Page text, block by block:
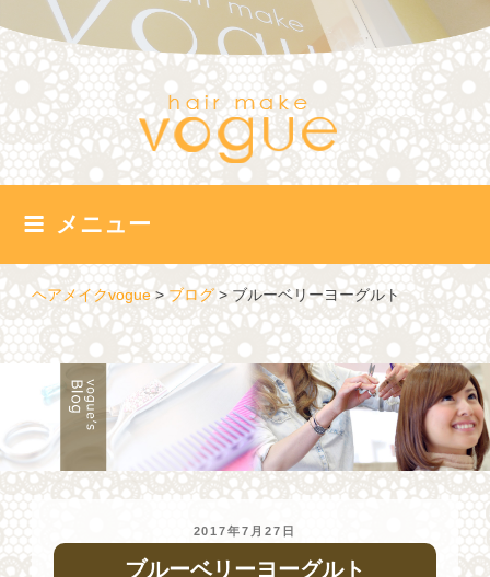
ン
テ
ツ
へ
ス
キ
メニュー
ヘアメイクvogue>ブログ>ブルーベリーヨーグルト
投
日:
2017年7月27日
ブルーベリーヨーグルト